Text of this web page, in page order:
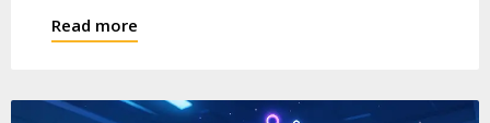
Read more